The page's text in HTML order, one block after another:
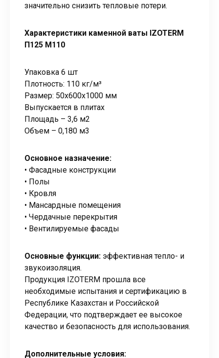
значительно снизить тепловые потери.
Характеристики каменной ваты IZOTERM
П125 М110
Упаковка 6 шт
Плотность: 110 кг/м³
Размер: 50х600х1000 мм
Выпускается в плитах
Площадь – 3,6 м2
Объем – 0,180 м3
Основное назначение:
• Фасадные конструкции
• Полы
• Кровля
• Мансардные помещения
• Чердачные перекрытия
• Вентилируемые фасады
Основные функции: эффективная тепло- и
звукоизоляция.
Продукция IZOTERM прошла все
необходимые испытания и сертификацию в
Республике Казахстан и Российской
Федерации, что подтверждает ее высокое
качество и безопасность для использования.
Дополнительные условия: